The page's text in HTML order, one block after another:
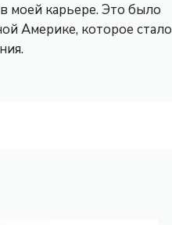
моей карьере. Это было
Америке, которое стало